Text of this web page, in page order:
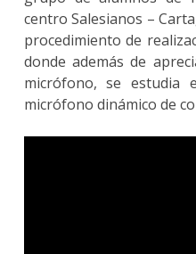
centro Salesianos –
procedimiento de
donde además de
micrófono, se estudia
micrófono dinámico de